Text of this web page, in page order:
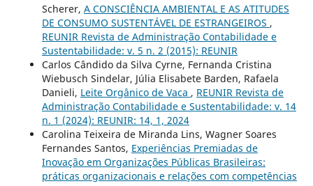
Scherer, A CONSCIÊNCIA AMBIENTAL E AS ATITUDES
DE CONSUMO SUSTENTÁVEL DE ESTRANGEIROS ,
REUNIR Revista de Administração Contabilidade e
Sustentabilidade: v. 5 n. 2 (2015): REUNIR
Carlos Cândido da Silva Cyrne, Fernanda Cristina
Wiebusch Sindelar, Júlia Elisabete Barden, Rafaela
Danieli, Leite Orgânico de Vaca , REUNIR Revista de
Administração Contabilidade e Sustentabilidade: v. 14
n. 1 (2024): REUNIR: 14, 1, 2024
Carolina Teixeira de Miranda Lins, Wagner Soares
Fernandes Santos, Experiências Premiadas de
Inovação em Organizações Públicas Brasileiras:
práticas organizacionais e relações com competências